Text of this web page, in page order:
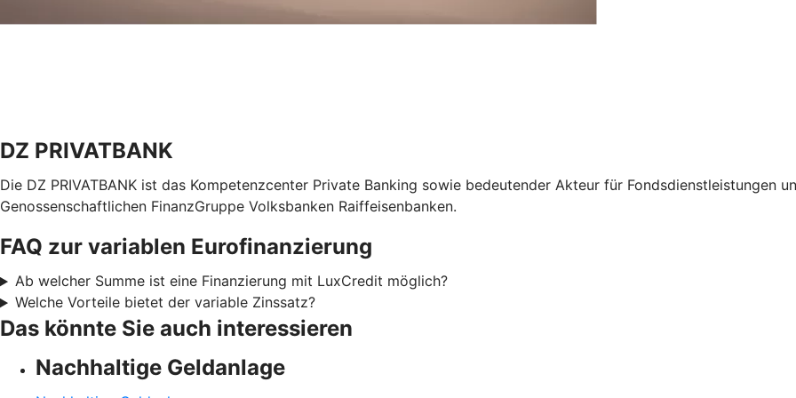
DZ PRIVATBANK
Die DZ PRIVATBANK ist das Kompetenzcenter Private Banking sowie bedeutender Akteur für Fondsdienstleistungen
Genossenschaftlichen FinanzGruppe Volksbanken Raiffeisenbanken.
FAQ zur variablen Eurofinanzierung
Ab welcher Summe ist eine Finanzierung mit LuxCredit möglich?
Welche Vorteile bietet der variable Zinssatz?
Das könnte Sie auch interessieren
Nachhaltige Geldanlage